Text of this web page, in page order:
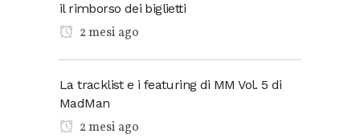
il rimborso dei biglietti
2 mesi ago
La tracklist e i featuring di MM Vol. 5 di
MadMan
2 mesi ago